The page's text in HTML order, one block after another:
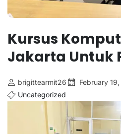
Kursus
Jakarta Untuk
brigittearmit26 February
Uncategorized